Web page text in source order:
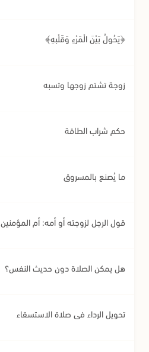
﴿يَحُولُ بَيْنَ الْمَرْءِ وَقَلْبِهِ﴾
زوجة تشتم زوجها وتسبه
حكم شراب الطاقة
ما يُصنع بالمسروق
قول الرجل لزوجته أو أمه: أم المؤمنين
هل يمكن الصلاة دون حديث النفس؟
تحويل الرداء في صلاة الاستسقاء